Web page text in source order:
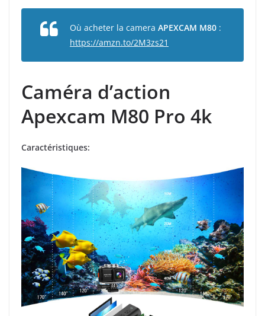
Où acheter la camera APEXCAM M80 :
https://amzn.to/2M3zs21
Caméra d’action
Apexcam M80 Pro 4k
Caractéristiques: